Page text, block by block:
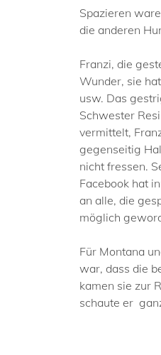
Spazieren
die anderen
Franzi, die
Wunder, sie
usw. Das
Schwester
vermittelt,
gegenseitig
nicht fressen.
Facebook hat
an alle, die
möglich
Für Montana
war, dass die
kamen sie zur
schaute er